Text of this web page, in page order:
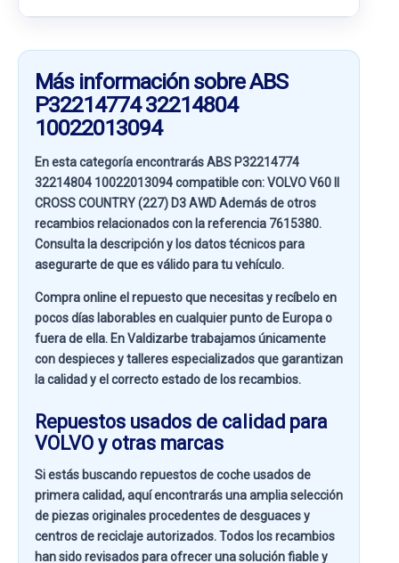
Más información sobre ABS
P32214774 32214804
10022013094
En esta categoría encontrarás ABS P32214774
32214804 10022013094 compatible con:VOLVO V60 II
CROSS COUNTRY (227) D3 AWDAdemás de otros
recambios relacionados con la referencia 7615380.
Consulta la descripción y los datos técnicos para
asegurarte de que es válido para tu vehículo.
Compra online el repuesto que necesitas y recíbelo en
pocos días laborables en cualquier punto de Europa o
fuera de ella. EnValdizarbetrabajamos únicamente
con despieces y talleres especializados que garantizan
la calidad y el correcto estado de los recambios.
Repuestos usados de calidad para
VOLVO y otras marcas
Si estás buscandorepuestos de coche usados de
primera calidad, aquí encontrarás una amplia selección
de piezas originales procedentes de desguaces y
centros de reciclaje autorizados. Todos los recambios
han sido revisados para ofrecer una solución fiable y